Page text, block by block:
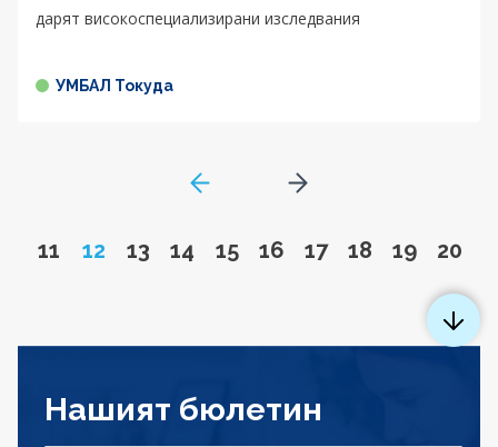
дарят високоспециализирани изследвания
УМБАЛ Токуда
GoToPreviousPage
Go to page
11 Page
12 Go to page
13 Go to page
14 Go to page
15 Go to page
16 Go to page
17 Go to page
18 Go to
19 Go
20
Go to next page
Нашият бюлетин